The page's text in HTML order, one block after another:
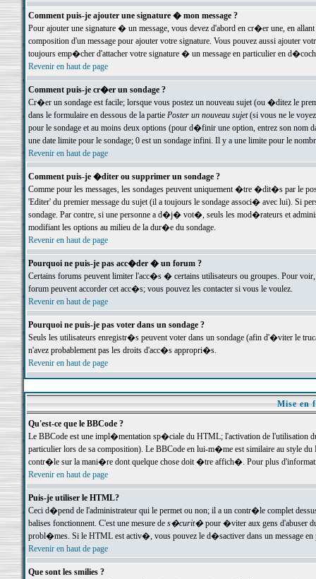
Comment puis-je ajouter une signature � mon message ?
Pour ajouter une signature � un message, vous devez d'abord en cr�er une, en
composition d'un message pour ajouter votre signature. Vous pouvez aussi ajouter
toujours emp�cher d'attacher votre signature � un message en particulier en
Revenir en haut de page
Comment puis-je cr�er un sondage ?
Cr�er un sondage est facile; lorsque vous postez un nouveau sujet (ou �ditez le
dans le formulaire en dessous de la partie Poster un nouveau sujet(si vous ne le voyez
pour le sondage et au moins deux options (pour d�finir une option, entrez son nom
une date limite pour le sondage; 0 est un sondage infini. Il y a une limite pour le
Revenir en haut de page
Comment puis-je �diter ou supprimer un sondage ?
Comme pour les messages, les sondages peuvent uniquement �tre �dit�s par le
'Editer' du premier message du sujet (il a toujours le sondage associ� avec lui). Si
sondage. Par contre, si une personne a d�j� vot�, seuls les mod�rateurs et
modifiant les options au milieu de la dur�e du sondage.
Revenir en haut de page
Pourquoi ne puis-je pas acc�der � un forum ?
Certains forums peuvent limiter l'acc�s � certains utilisateurs ou groupes. Pour
forum peuvent accorder cet acc�s; vous pouvez les contacter si vous le voulez.
Revenir en haut de page
Pourquoi ne puis-je pas voter dans un sondage ?
Seuls les utilisateurs enregistr�s peuvent voter dans un sondage (afin d'�viter le
n'avez probablement pas les droits d'acc�s appropri�s.
Revenir en haut de page
Mise en
Qu'est-ce que le BBCode ?
Le BBCode est une impl�mentation sp�ciale du HTML; l'activation de l'utilisation
particulier lors de sa composition). Le BBCode en lui-m�me est similaire au style
contr�le sur la mani�re dont quelque chose doit �tre affich�. Pour plus
Revenir en haut de page
Puis-je utiliser le HTML?
Ceci d�pend de l'administrateur qui le permet ou non; il a un contr�le complet
balises fonctionnent. C'est une mesure de s�curit�pour �viter aux gens d'abuser
probl�mes. Si le HTML est activ�, vous pouvez le d�sactiver dans un message en
Revenir en haut de page
Que sont les smilies ?